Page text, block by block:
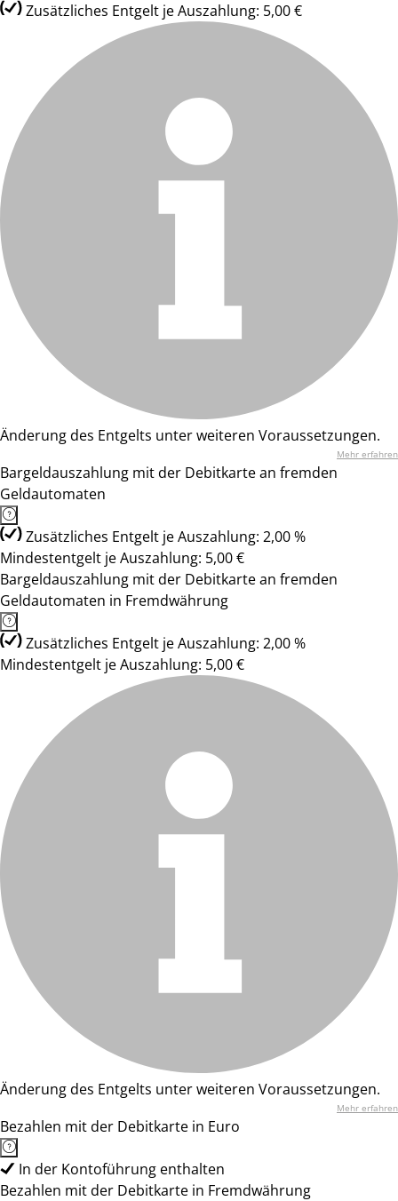
Zusätzliches Entgelt je Auszahlung: 5,00 €
Änderung des Entgelts unter weiteren Voraussetzungen.
Mehr erfahren
Bargeldauszahlung mit der Debitkarte an fremden
Geldautomaten
Zusätzliches Entgelt je Auszahlung: 2,00 %
Mindestentgelt je Auszahlung: 5,00 €
Bargeldauszahlung mit der Debitkarte an fremden
Geldautomaten in Fremdwährung
Zusätzliches Entgelt je Auszahlung: 2,00 %
Mindestentgelt je Auszahlung: 5,00 €
Änderung des Entgelts unter weiteren Voraussetzungen.
Mehr erfahren
Bezahlen mit der Debitkarte in Euro
In der Kontoführung enthalten
Bezahlen mit der Debitkarte in Fremdwährung